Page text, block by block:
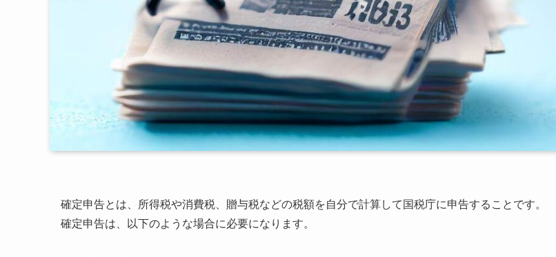
確定申告とは、所得税や消費税、贈与税などの税額を自分で計算して国税庁に申告することです。
確定申告は、以下のような場合に必要になります。